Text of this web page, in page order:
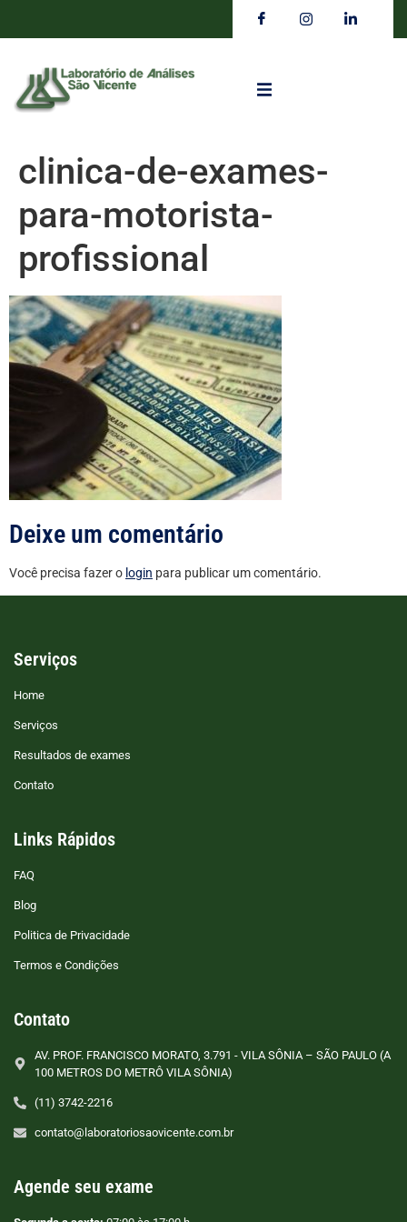
clinica-de-exames-
para-motorista-
profissional
Deixe um comentário
Você precisa fazer o login para publicar um comentário.
Serviços
Home
Serviços
Resultados de exames
Contato
Links Rápidos
FAQ
Blog
Politica de Privacidade
Termos e Condições
Contato
AV. PROF. FRANCISCO MORATO, 3.791 - VILA SÔNIA – SÃO PAULO (A
100 METROS DO METRÔ VILA SÔNIA)
(11) 3742-2216
contato@laboratoriosaovicente.com.br
Agende seu exame